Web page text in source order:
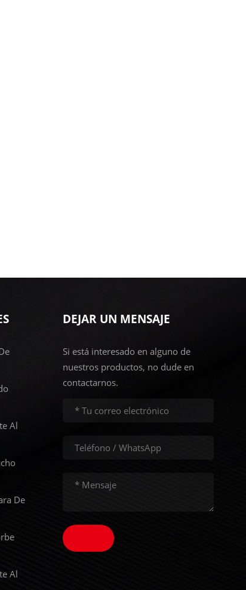
Al
De
Al
DEJAR UN MENSAJE
Si está interesado en alguno de
nuestros productos, no dude en
contactarnos.